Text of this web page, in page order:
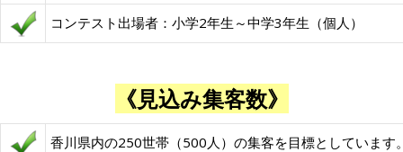
コンテスト出場者：小学2年生～中学3年生（個人）
《見込み集客数》
香川県内の250世帯（500人）の集客を目標としています